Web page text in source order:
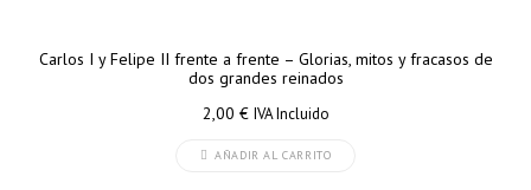
Carlos I y Felipe II frente a frente – Glorias, mitos y fracasos de
dos grandes reinados
2,00 € IVA Incluido
AÑADIR AL CARRITO